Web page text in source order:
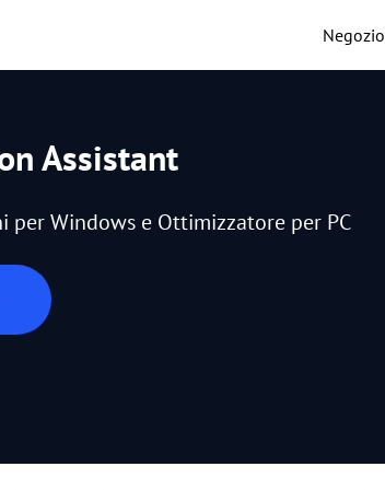
Negozio
Assistant
Windows e Ottimizzatore per PC